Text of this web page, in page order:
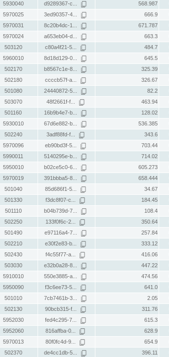
5930040 d9289367-c... 568.987
5970025 3ed90357-4... 666.9
5970031 8c20b4dc-1... 671.787
5970024 a653eb04-d... 663.3
503120 c80a4f21-5... 484.7
5960010 8d18d129-0... 645.5
502170 b8567c1e-8... 325.39
502180 ccccb57f-a... 326.67
501080 24440872-5... 82.2
503070 48f2661f-f... 463.94
501160 16b9b4e7-b... 128.02
5930010 67d6e882-b... 536.385
502240 3adf88fd-f... 343.6
5970096 eb90bd3f-5... 703.44
5990011 5140295e-b... 714.02
5950010 b02ce5c0-6... 605.273
5970019 391bbba5-8... 658.444
501040 85d686f1-5... 34.67
501330 f3dc8f07-c... 184.45
501110 b04b739d-7... 108.4
502250 133f0f6c-2... 350.64
501490 e97116a4-7... 257.84
502210 e30f2e83-b... 333.12
502430 f4c55f77-a... 416.06
503030 e32b0a28-8... 447.22
5910010 550e3885-a... 474.56
5950090 f3c6ee73-5... 641.0
501010 7cb7461b-3... 2.05
502130 90bcb315-f... 311.76
5952030 fed4c295-7... 615.3
5952060 816affba-0... 628.9
5970013 80f0fc4d-9... 654.9
502370 de4cc1db-5... 396.11